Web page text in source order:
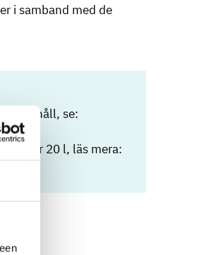
i samband med de
hushåll, se:
under 20 l, läs mera: